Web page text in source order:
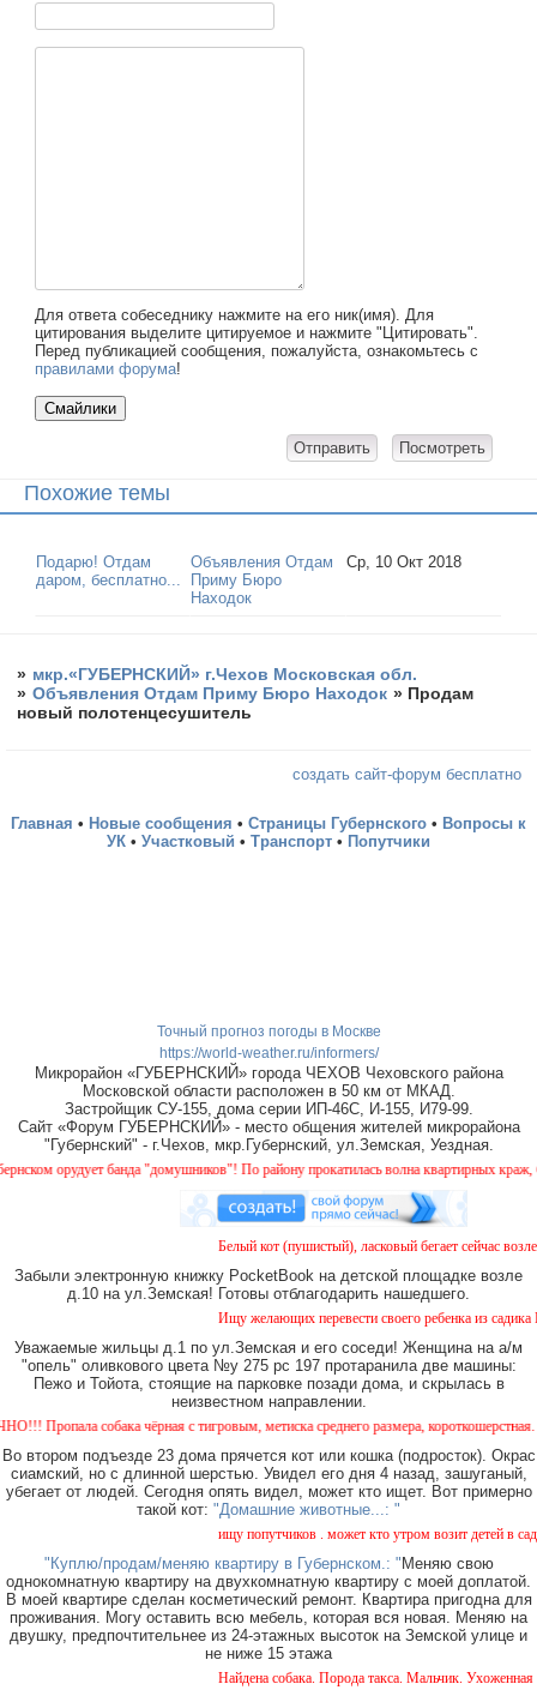
Для ответа собеседнику нажмите на его ник(имя). Для
цитирования выделите цитируемое и нажмите "Цитировать".
Перед публикацией сообщения, пожалуйста, ознакомьтесь с
правилами форума!
Похожие темы
Подарю! Отдам
даром, бесплатно...
Объявления Отдам
Приму Бюро
Находок
Ср, 10 Окт 2018
» мкр.«ГУБЕРНСКИЙ» г.Чехов Московская обл.
» Объявления Отдам Приму Бюро Находок » Продам
новый полотенцесушитель
создать сайт-форум бесплатно
Главная • Новые сообщения • Страницы Губернского • Вопросы к
УК • Участковый • Транспорт • Попутчики
Точный прогноз погоды в Москве
https://world-weather.ru/informers/
Микрорайон «ГУБЕРНСКИЙ» города ЧЕХОВ Чеховского района
Московской области расположен в 50 км от МКАД.
Застройщик СУ-155, дома серии ИП-46С, И-155, И79-99.
Сайт «Форум ГУБЕРНСКИЙ» - место общения жителей микрорайона
"Губернский" - г.Чехов, мкр.Губернский, ул.Земская, Уездная.
орудует банда "домушников"! По району прокатилась волна квартирных краж,
Белый кот (пушистый), ласковый бегает сейчас
Забыли электронную книжку PocketBook на детской площадке возле
д.10 на ул.Земская! Готовы отблагодарить нашедшего.
Ищу желающих перевести своего ребенка из
Уважаемые жильцы д.1 по ул.Земская и его соседи! Женщина на а/м
"опель" оливкового цвета №у 275 рс 197 протаранила две машины:
Пежо и Тойота, стоящие на парковке позади дома, и скрылась в
неизвестном направлении.
собака чёрная с тигровым, метиска среднего размера, короткошерстная.
Во втором подъезде 23 дома прячется кот или кошка (подросток). Окрас
сиамский, но с длинной шерстью. Увидел его дня 4 назад, зашуганый,
убегает от людей. Сегодня опять видел, может кто ищет. Вот примерно
такой кот: "Домашние животные...: "
ищу попутчиков . может кто утром возит детей в
"Куплю/продам/меняю квартиру в Губернском.: "Меняю свою
однокомнатную квартиру на двухкомнатную квартиру с моей доплатой.
В моей квартире сделан косметический ремонт. Квартира пригодна для
проживания. Могу оставить всю мебель, которая вся новая. Меняю на
двушку, предпочтительнее из 24-этажных высоток на Земской улице и
не ниже 15 этажа
Найдена собака. Порода такса. Мальчик. Ухоженная